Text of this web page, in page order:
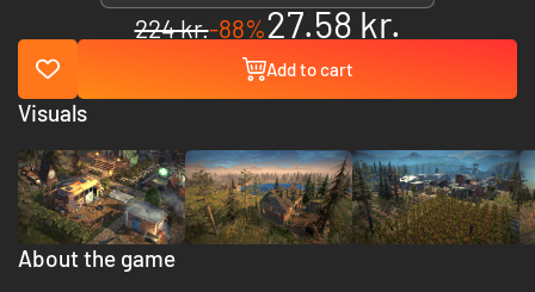
224 kr.-88%27.58 kr.
Add to cart
About the game
Visuals